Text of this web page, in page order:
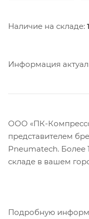
Наличие на складе: 1
Информация
ООО «ПК-
представителем
Pneumatech. Более
складе в вашем
Подробную